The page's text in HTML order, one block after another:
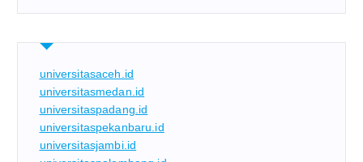
universitasaceh.id
universitasmedan.id
universitaspadang.id
universitaspekanbaru.id
universitasjambi.id